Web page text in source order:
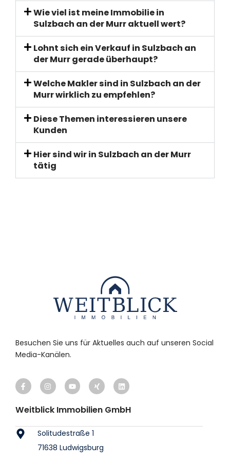
Wie viel ist meine Immobilie in
Sulzbach an der Murr aktuell wert?
Lohnt sich ein Verkauf in Sulzbach an
der Murr gerade überhaupt?
Welche Makler sind in Sulzbach an der
Murr wirklich zu empfehlen?
Diese Themen interessieren unsere
Kunden
Hier sind wir in Sulzbach an der Murr
tätig
Besuchen Sie uns für Aktuelles auch auf unseren Social
Media-Kanälen.
Weitblick Immobilien GmbH
Solitudestraße 1
71638 Ludwigsburg